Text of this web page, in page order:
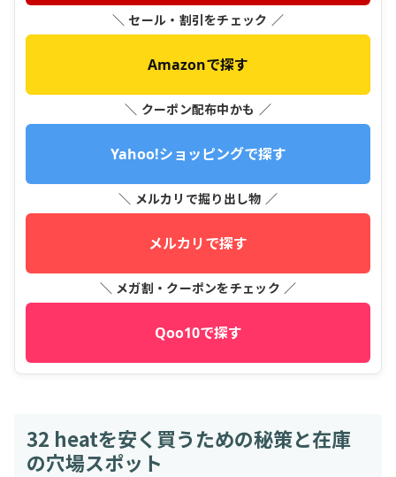
＼ セール・割引をチェック ／
Amazonで探す
＼ クーポン配布中かも ／
Yahoo!ショッピングで探す
＼ メルカリで掘り出し物 ／
メルカリで探す
＼ メガ割・クーポンをチェック ／
Qoo10で探す
32 heatを安く買うための秘策と在庫
の穴場スポット